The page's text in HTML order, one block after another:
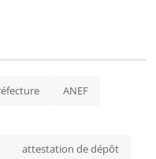
ANEF
attestation de dépôt